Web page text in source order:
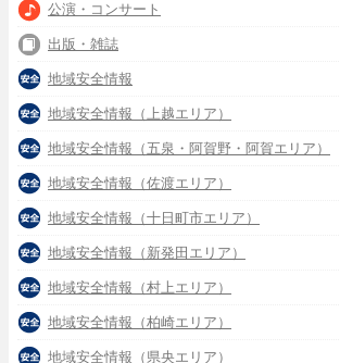
公演・コンサート
出版・雑誌
地域安全情報
地域安全情報（上越エリア）
地域安全情報（五泉・阿賀野・阿賀エリア）
地域安全情報（佐渡エリア）
地域安全情報（十日町市エリア）
地域安全情報（新発田エリア）
地域安全情報（村上エリア）
地域安全情報（柏崎エリア）
地域安全情報（県央エリア）